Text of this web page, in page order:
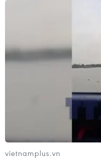
vietnamplus.vn